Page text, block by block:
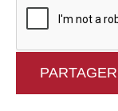
PARTAGER